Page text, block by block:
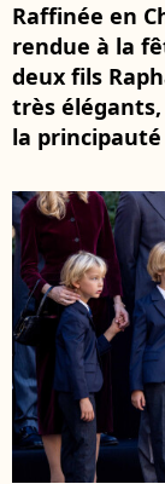
Raffinée en
rendue à la
deux fils
très
la